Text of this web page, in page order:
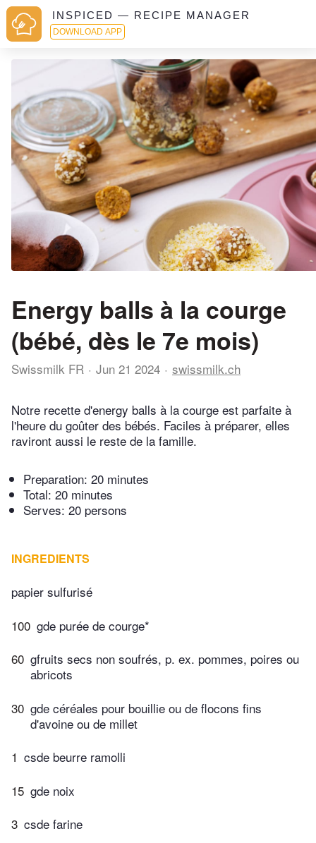
INSPICED — RECIPE MANAGER
DOWNLOAD APP
Energy balls à la courge
(bébé, dès le 7e mois)
Swissmilk FR Jun 21 2024 swissmilk.ch
Notre recette d'energy balls à la courge est parfaite à
l'heure du goûter des bébés. Faciles à préparer, elles
raviront aussi le reste de la famille.
Preparation: 20 minutes
Total: 20 minutes
Serves: 20 persons
INGREDIENTS
papier sulfurisé
100 gde purée de courge*
60 gfruits secs non soufrés, p. ex. pommes, poires ou
abricots
30 gde céréales pour bouillie ou de flocons fins
d'avoine ou de millet
1 csde beurre ramolli
15 gde noix
3 csde farine